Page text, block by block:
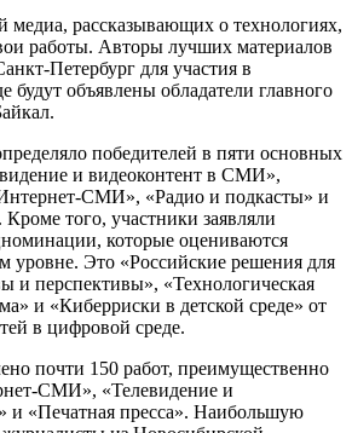
медиа, рассказывающих о технологиях,
работы. Авторы лучших материалов
Петербург для участия в
будут объявлены обладатели главного
победителей в пяти основных
и видеоконтент в СМИ»,
СМИ», «Радио и подкасты» и
того, участники заявляли
которые оцениваются
уровне. Это «Российские решения для
и перспективы», «Технологическая
и «Киберриски в детской среде» от
в цифровой среде.
почти 150 работ, преимущественно
СМИ», «Телевидение и
и «Печатная пресса». Наибольшую